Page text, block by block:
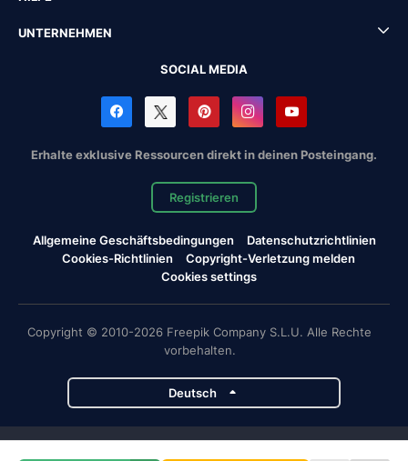
UNTERNEHMEN
SOCIAL MEDIA
Erhalte exklusive Ressourcen direkt in deinen Posteingang.
Registrieren
Allgemeine Geschäftsbedingungen
Datenschutzrichtlinien
Cookies-Richtlinien
Copyright-Verletzung melden
Cookies settings
Copyright © 2010-2026 Freepik Company S.L.U. Alle Rechte
vorbehalten.
Deutsch